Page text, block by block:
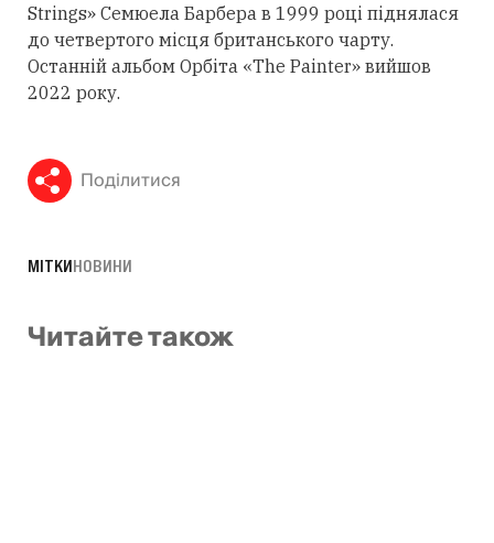
Strings» Семюела Барбера в 1999 році піднялася
до четвертого місця британського чарту.
Останній альбом Орбіта «The Painter» вийшов
2022 року.
Поділитися
МІТКИНОВИНИ
Читайте також